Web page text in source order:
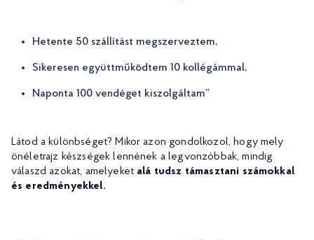
Hetente 50 szállítást megszerveztem,
Sikeresen együttműködtem 10 kollégámmal,
Naponta 100 vendéget kiszolgáltam”
Látod a különbséget? Mikor azon gondolkozol, hogy mely
önéletrajz készségek lennének a legvonzóbbak, mindig
válaszd azokat, amelyeket alá tudsz támasztani számokkal
és eredményekkel.